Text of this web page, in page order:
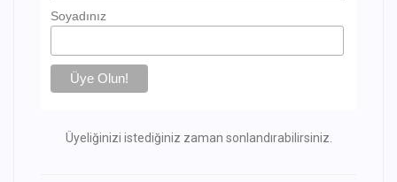
Soyadınız
Üyeliğinizi istediğiniz zaman sonlandırabilirsiniz.